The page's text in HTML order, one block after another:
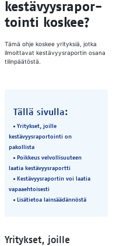
kes­tä­vyys­ra­por­
toin­ti kos­kee?
Tämä ohje koskee yrityksiä, jotka
ilmoittavat kestävyysraportin osana
tilinpäätöstä.
Tällä sivulla:
Yritykset, joille
kestävyysraportointi on
pakollista
Poikkeus velvollisuuteen
laatia kestävyysraportti
Kestävyysraportin voi laatia
vapaaehtoisesti
Lisätietoa lainsäädännöstä
Yritykset, joille